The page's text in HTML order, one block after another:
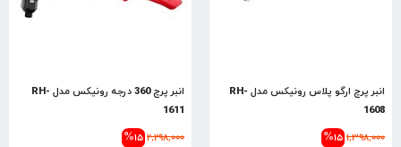
انبر پرچ ارگو پلاس رونیکس مدل RH-
1608
%15 1,398,000
انبر پرچ 360 درجه رونیکس مدل RH-
1611
%15 2,298,000